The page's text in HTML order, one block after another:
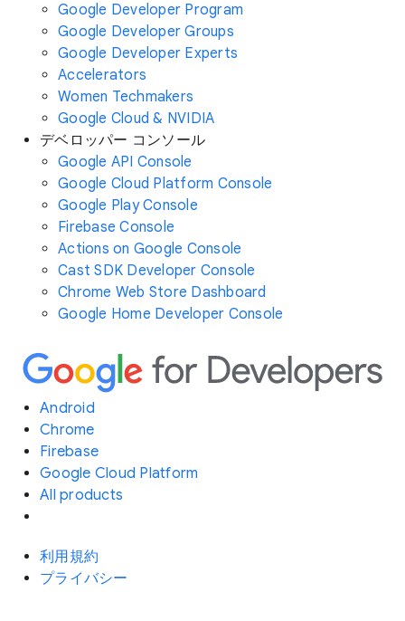
Google Developer Program
Google Developer Groups
Google Developer Experts
Accelerators
Women Techmakers
Google Cloud & NVIDIA
デベロッパー コンソール
Google API Console
Google Cloud Platform Console
Google Play Console
Firebase Console
Actions on Google Console
Cast SDK Developer Console
Chrome Web Store Dashboard
Google Home Developer Console
Android
Chrome
Firebase
Google Cloud Platform
All products
利用規約
プライバシー